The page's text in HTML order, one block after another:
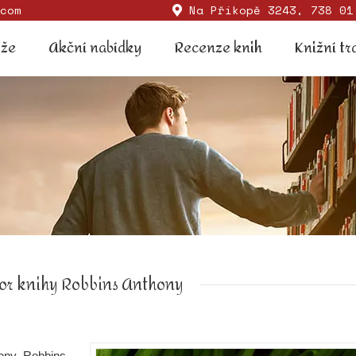
Na Příkopě 3243, 738
Akční nabídky Recenze knih Knižní
knihy Robbins Anthony
Akční nabídky Recenze knih